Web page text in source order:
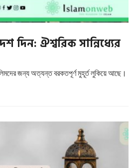
দিন: ঐশ্বরিক সান্নিধ্যের
জন্য অত্যন্ত বরকতপূর্ণ মুহূর্ত লুকিয়ে আছে।